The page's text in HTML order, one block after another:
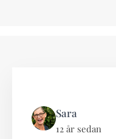
Sara
12 år sedan